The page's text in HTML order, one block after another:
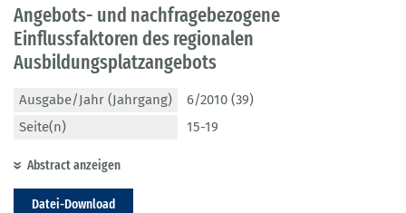
Angebots- und nachfragebezogene
Einflussfaktoren des regionalen
Ausbildungsplatzangebots
Ausgabe/Jahr (Jahrgang)
6/2010 (39)
Seite(n)
15-19
Abstract anzeigen
Datei-Download